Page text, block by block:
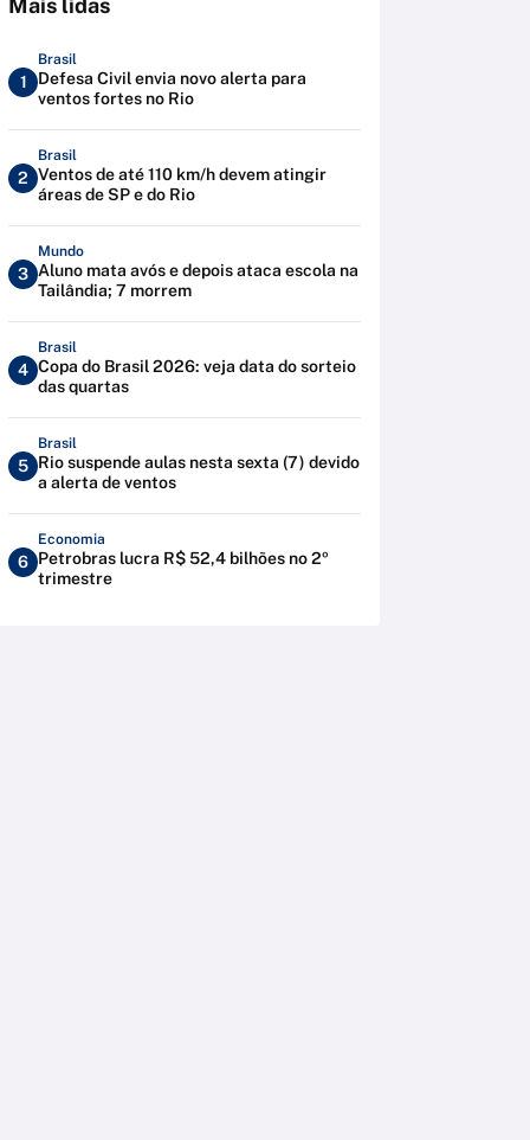
Mais lidas
1
Brasil
Defesa Civil envia novo alerta para
ventos fortes no Rio
2
Brasil
Ventos de até 110 km/h devem atingir
áreas de SP e do Rio
3
Mundo
Aluno mata avós e depois ataca escola na
Tailândia; 7 morrem
4
Brasil
Copa do Brasil 2026: veja data do sorteio
das quartas
5
Brasil
Rio suspende aulas nesta sexta (7) devido
a alerta de ventos
6
Economia
Petrobras lucra R$ 52,4 bilhões no 2º
trimestre